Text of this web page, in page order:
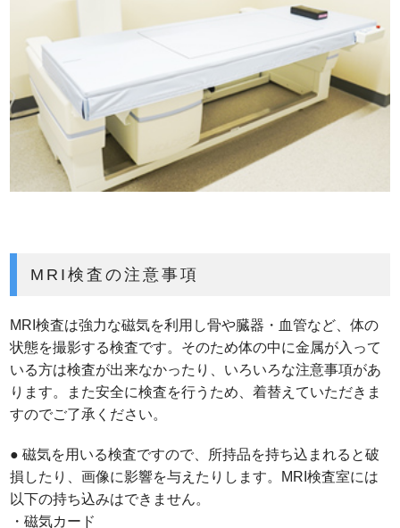
MRI検査の注意事項
MRI検査は強力な磁気を利用し骨や臓器・血管など、体の
状態を撮影する検査です。そのため体の中に金属が入って
いる方は検査が出来なかったり、いろいろな注意事項があ
ります。また安全に検査を行うため、着替えていただきま
すのでご了承ください。
● 磁気を用いる検査ですので、所持品を持ち込まれると破
損したり、画像に影響を与えたりします。MRI検査室には
以下の持ち込みはできません。
・磁気カード